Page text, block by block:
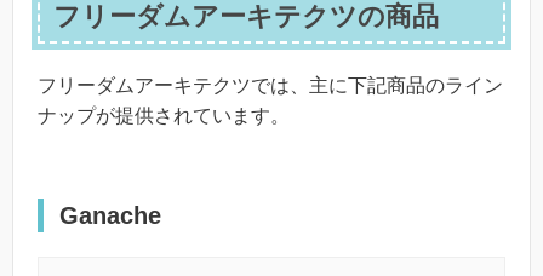
フリーダムアーキテクツの商品
フリーダムアーキテクツでは、主に下記商品のライン
ナップが提供されています。
Ganache